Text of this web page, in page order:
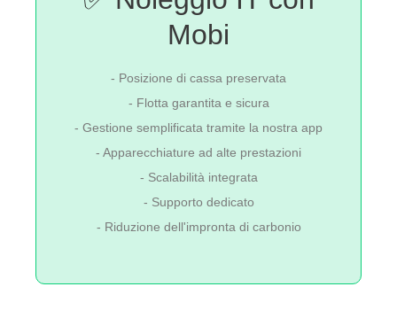
Mobi
- Posizione di cassa preservata
- Flotta garantita e sicura
- Gestione semplificata tramite la nostra app
- Apparecchiature ad alte prestazioni
- Scalabilità integrata
- Supporto dedicato
- Riduzione dell'impronta di carbonio